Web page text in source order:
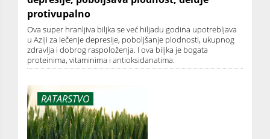
protivupalno
Ova super hranljiva biljka se već hiljadu godina upotrebljava
u Aziji za lečenje depresije, poboljšanje plodnosti, ukupnog
zdravlja i dobrog raspoloženja. I ova bilјka je bogata
proteinima, vitaminima i antioksidanatima.
RATARSTVO